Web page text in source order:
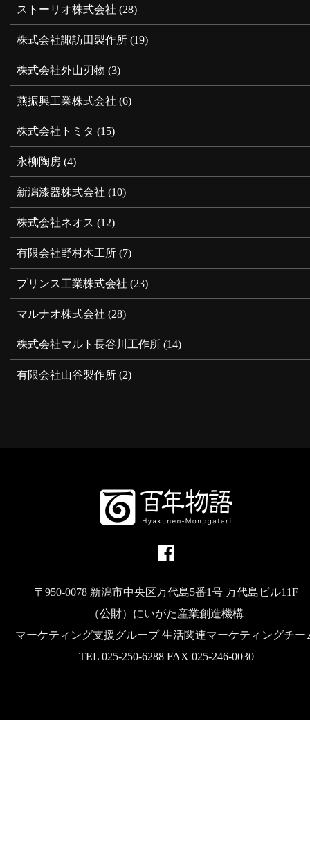
ストーリオ株式会社 (28)
株式会社諏訪田製作所 (19)
株式会社外山刃物 (3)
燕振興工業株式会社 (6)
株式会社トミタ (15)
永柳陶房 (4)
新潟漆器株式会社 (10)
株式会社ネオス (12)
有限会社野村木工所 (7)
プリンス工業株式会社 (23)
マルナオ株式会社 (28)
株式会社マルト長谷川工作所 (14)
有限会社山谷製作所 (2)
〒950-0078 新潟市中央区万代島5番1号 万代島ビル11F
（公財）にいがた産業創造機構
マーケティング支援グループ 生活関連マーケティングチー
TEL 025-250-6288 FAX 025-246-0030